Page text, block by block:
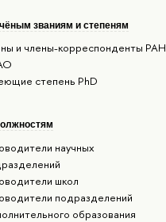
званиям и степеням
и члены-корреспонденты РАН
степень PhD
научных
школ
подразделений
образования